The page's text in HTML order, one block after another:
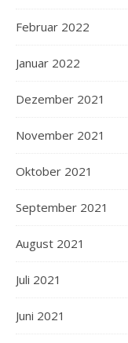
Februar 2022
Januar 2022
Dezember 2021
November 2021
Oktober 2021
September 2021
August 2021
Juli 2021
Juni 2021